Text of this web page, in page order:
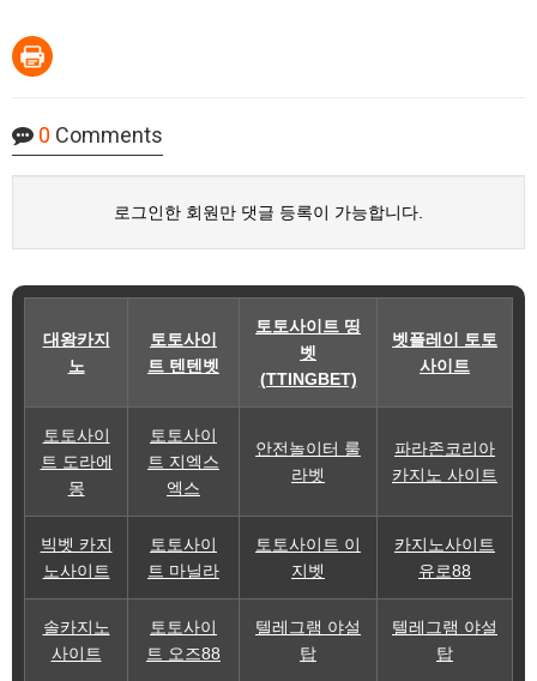
0 Comments
로그인한 회원만 댓글 등록이 가능합니다.
대왕카지
노
토토사이
트 텐텐벳
토토사이트 띵
벳
(TTINGBET)
벳플레이 토토
사이트
토토사이
트 도라에
몽
토토사이
트 지엑스
엑스
안전놀이터 룰
라벳
파라존코리아
카지노 사이트
빅벳 카지
노사이트
토토사이
트 마닐라
토토사이트 이
지벳
카지노사이트
유로88
솔카지노
사이트
토토사이
트 오즈88
텔레그램 야설
탑
텔레그램 야설
탑